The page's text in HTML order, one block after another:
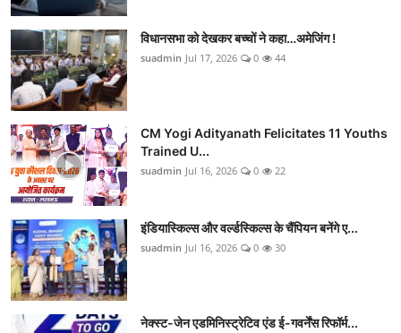
विधानसभा को देखकर बच्चों ने कहा…अमेजिंग !
suadmin Jul 17, 2026 0 44
CM Yogi Adityanath Felicitates 11 Youths
Trained U...
suadmin Jul 16, 2026 0 22
इंडियास्किल्स और वर्ल्डस्किल्स के चैंपियन बनेंगे ए...
suadmin Jul 16, 2026 0 30
नेक्स्ट-जेन एडमिनिस्ट्रेटिव एंड ई-गवर्नेंस रिफॉर्म...